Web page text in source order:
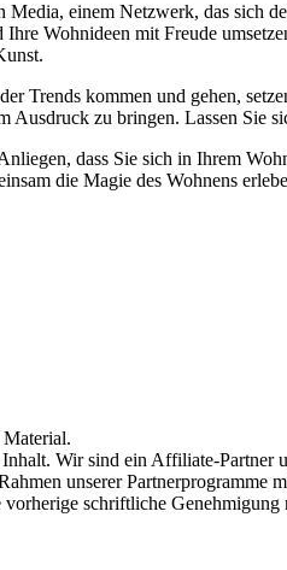
einem Netzwerk, das sich
Wohnideen mit Freude
Trends kommen und gehen,
Ausdruck zu bringen. Lassen Sie
dass Sie sich in Ihrem
die Magie des Wohnens
Wir sind ein Affiliate-Partner
unserer Partnerprogramme
vorherige schriftliche